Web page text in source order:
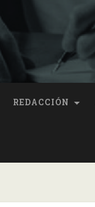
REDACCIÓN